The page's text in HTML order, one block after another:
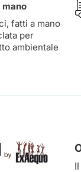
fatti a mano
per
ambientale